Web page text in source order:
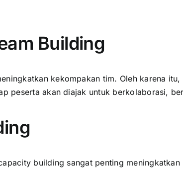
Building
kekompakan tim. Oleh karena
peserta akan diajak untuk berkolaborasi,
building sangat penting meningkatkan